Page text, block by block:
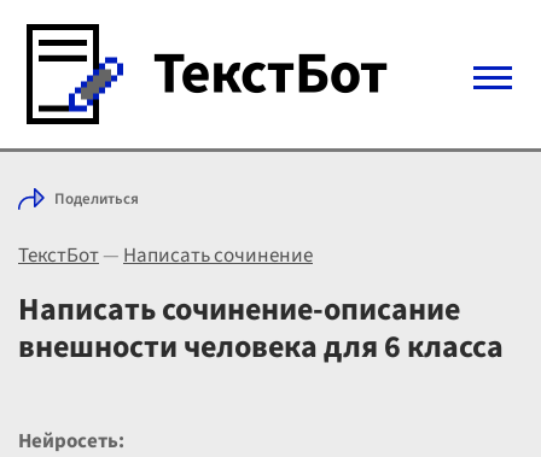
Войти с Telegram
Выбрать режим
Цены
Поделиться
ТекстБот—Написать сочинение
Написать сочинение-описание
внешности человека для 6 класса
Нейросеть: